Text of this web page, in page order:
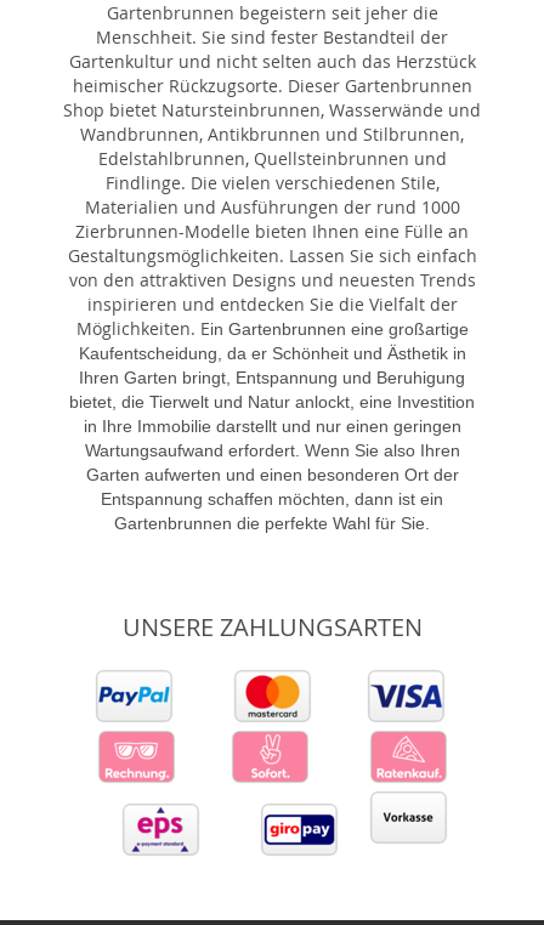
Gartenbrunnen begeistern seit jeher die
Menschheit. Sie sind fester Bestandteil der
Gartenkultur und nicht selten auch das Herzstück
heimischer Rückzugsorte. Dieser Gartenbrunnen
Shop bietet Natursteinbrunnen, Wasserwände und
Wandbrunnen, Antikbrunnen und Stilbrunnen,
Edelstahlbrunnen, Quellsteinbrunnen und
Findlinge. Die vielen verschiedenen Stile,
Materialien und Ausführungen der rund 1000
Zierbrunnen-Modelle bieten Ihnen eine Fülle an
Gestaltungsmöglichkeiten. Lassen Sie sich einfach
von den attraktiven Designs und neuesten Trends
inspirieren und entdecken Sie die Vielfalt der
Möglichkeiten. Ein Gartenbrunnen eine großartige
Kaufentscheidung, da er Schönheit und Ästhetik in
Ihren Garten bringt, Entspannung und Beruhigung
bietet, die Tierwelt und Natur anlockt, eine Investition
in Ihre Immobilie darstellt und nur einen geringen
Wartungsaufwand erfordert. Wenn Sie also Ihren
Garten aufwerten und einen besonderen Ort der
Entspannung schaffen möchten, dann ist ein
Gartenbrunnen die perfekte Wahl für Sie.
UNSERE ZAHLUNGSARTEN